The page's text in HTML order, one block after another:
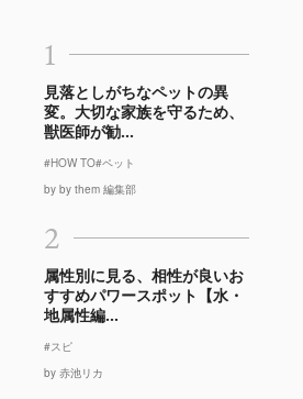
1
見落としがちなペットの異
変。大切な家族を守るため、
獣医師が勧...
#HOW TO#ペット
by by them 編集部
2
属性別に見る、相性が良いお
すすめパワースポット【水・
地属性編...
#スピ
by 赤池リカ